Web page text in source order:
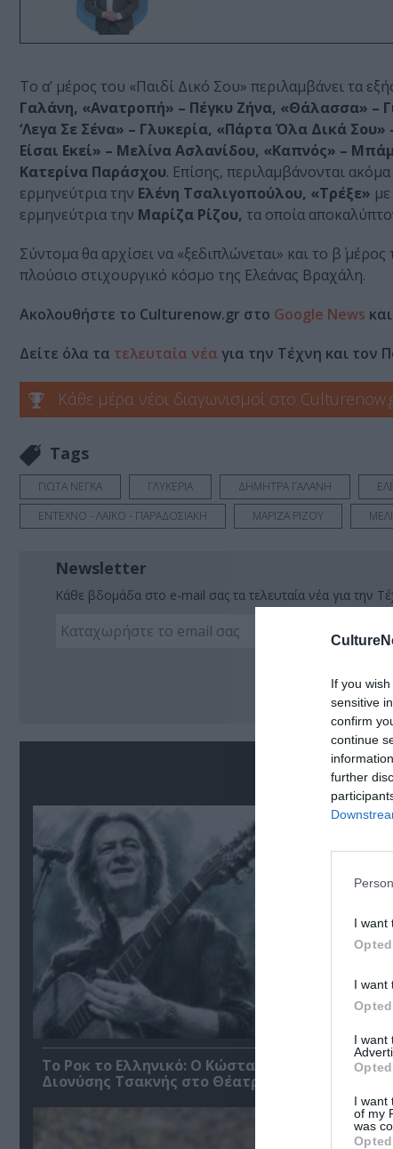
If you
sensitive
confirm
continue
further
I want
I want
I want
I want
of my
was
Το α’ μέρος του «Παιδί Δικό Σου» περιλαμβάνει τα
Γαλάνη, «Ανατροπή» – Πέγκυ Ζήνα, «Θάλασσα» –
‘Λεγα Σε Σένα» – Γλυκερία, «Πάρτα Όλα Δικά
Είσαι Εκεί» – Μελίνα Ασλανίδου, «Καπνός» –
Κατερίνα Παράσχου. Επίσης, περιλαμβάνονται
ερμηνεύτρια την Ελένη Τσαλιγοπούλου, «Τρέξε»
ερμηνεύτρια την Μαρίζα Ρίζου, τα οποία
Σύντομα θα αρχίσει να «ξεδιπλώνεται» και το β΄
πλούσιο στιχουργικό κόσμο της Ελεάνας Βραχάλη.
Ακολουθήστε το Culturenow.gr στο Google News
Δείτε όλα τα τελευταία νέα για την Τέχνη και τον
Κάθε μέρα νέοι διαγωνισμοί στο
Tags
ΓΙΩΤΑ ΝΕΓΚΑ ΓΛΥΚΕΡΙΑ ΔΗΜΗΤΡΑ ΓΑΛΑΝΗ
ΕΝΤΕΧΝΟ - ΛΑΪΚΟ - ΠΑΡΑΔΟΣΙΑΚΗ
ΜΑΡΙΖΑ ΡΙΖΟΥ
Newsletter
Κάθε βδομάδα στο e-mail σας τα τελευταία νέα για την
Το Ροκ το Ελληνικό: Ο Κώστας Τουρνάς και ο
Διονύσης Τσακνής στο Θέατρο Άλσος ΔΕΗ